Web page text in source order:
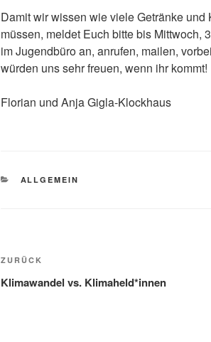
Damit wir wissen wie viele Getränke
müssen, meldet Euch bitte bis Mittwoch,
im Jugendbüro an, anrufen, mailen,
würden uns sehr freuen, wenn ihr kommt!
Florian und Anja Gigla-Klockhaus
KATEGORIEN
ALLGEMEIN
Beitragsnavigation
Vorheriger
Beitrag
ZURÜCK
Klimawandel vs. Klimaheld*innen